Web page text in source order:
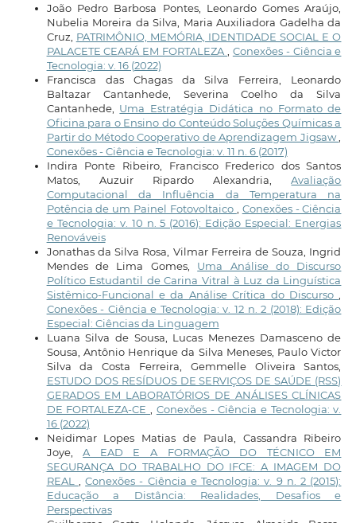
João Pedro Barbosa Pontes, Leonardo Gomes Araújo,
Nubelia Moreira da Silva, Maria Auxiliadora Gadelha da
Cruz, PATRIMÔNIO, MEMÓRIA, IDENTIDADE SOCIAL E O
PALACETE CEARÁ EM FORTALEZA
Conexões - Ciência e
Tecnologia: v. 16 (2022)
Francisca das Chagas da Silva Ferreira, Leonardo
Baltazar Cantanhede, Severina Coelho da Silva
Cantanhede, Uma Estratégia Didática no Formato de
Oficina para o Ensino do Conteúdo Soluções Químicas a
Partir do Método Cooperativo de Aprendizagem Jigsaw
Conexões - Ciência e Tecnologia: v. 11 n. 6 (2017)
Indira Ponte Ribeiro, Francisco Frederico dos Santos
Matos, Auzuir Ripardo Alexandria,Avaliação
Computacional da Influência da Temperatura na
Potência de um Painel Fotovoltaico
Conexões - Ciência
e Tecnologia: v. 10 n. 5 (2016): Edição Especial: Energias
Renováveis
Jonathas da Silva Rosa, Vilmar Ferreira de Souza, Ingrid
Mendes de Lima Gomes, Uma Análise do Discurso
Político Estudantil de Carina Vitral à Luz da Linguística
Sistêmico-Funcional e da Análise Crítica do Discurso
Conexões - Ciência e Tecnologia: v. 12 n. 2 (2018): Edição
Especial: Ciências da Linguagem
Luana Silva de Sousa, Lucas Menezes Damasceno de
Sousa, Antônio Henrique da Silva Meneses, Paulo Victor
Silva da Costa Ferreira, Gemmelle Oliveira Santos,
ESTUDO DOS RESÍDUOS DE SERVIÇOS DE SAÚDE (RSS)
GERADOS EM LABORATÓRIOS DE ANÁLISES CLÍNICAS
DE FORTALEZA-CE
Conexões - Ciência e Tecnologia: v.
16 (2022)
Neidimar Lopes Matias de Paula, Cassandra Ribeiro
Joye,A EAD E A FORMAÇÃO DO TÉCNICO EM
SEGURANÇA DO TRABALHO DO IFCE: A IMAGEM DO
REAL
,Conexões - Ciência e Tecnologia: v. 9 n. 2 (2015):
Educação a Distância: Realidades, Desafios e
Perspectivas